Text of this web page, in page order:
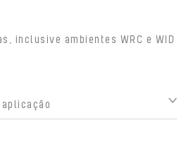
inclusive ambientes WRC e WID